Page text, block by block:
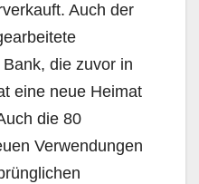
Auch der
die zuvor in
eine neue Heimat
die 80
Verwendungen